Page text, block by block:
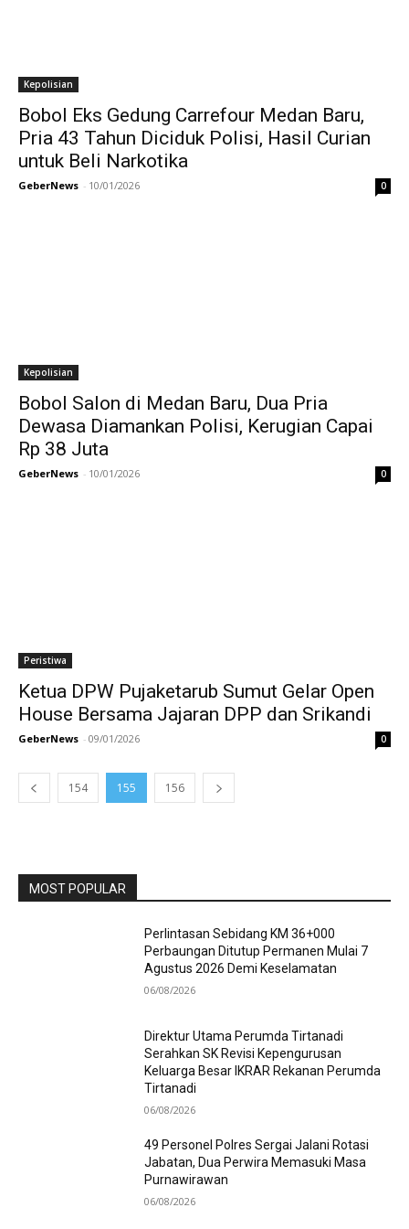
Kepolisian
Bobol Eks Gedung Carrefour Medan Baru,
Pria 43 Tahun Diciduk Polisi, Hasil Curian
untuk Beli Narkotika
GeberNews - 10/01/2026 0
Kepolisian
Bobol Salon di Medan Baru, Dua Pria
Dewasa Diamankan Polisi, Kerugian Capai
Rp 38 Juta
GeberNews - 10/01/2026 0
Peristiwa
Ketua DPW Pujaketarub Sumut Gelar Open
House Bersama Jajaran DPP dan Srikandi
GeberNews - 09/01/2026 0
154 155 156
MOST POPULAR
Perlintasan Sebidang KM 36+000
Perbaungan Ditutup Permanen Mulai 7
Agustus 2026 Demi Keselamatan
06/08/2026
Direktur Utama Perumda Tirtanadi
Serahkan SK Revisi Kepengurusan
Keluarga Besar IKRAR Rekanan Perumda
Tirtanadi
06/08/2026
49 Personel Polres Sergai Jalani Rotasi
Jabatan, Dua Perwira Memasuki Masa
Purnawirawan
06/08/2026